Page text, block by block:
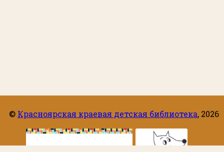
© Красноярская краевая детская библиотека, 2026